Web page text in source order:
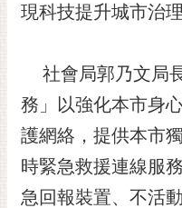
閱
閱
電
子
報
市
現科技提升城市治
社會局郭乃文局
務」以強化本市身
護網絡，提供本市
時緊急救援連線服
急回報裝置、不活